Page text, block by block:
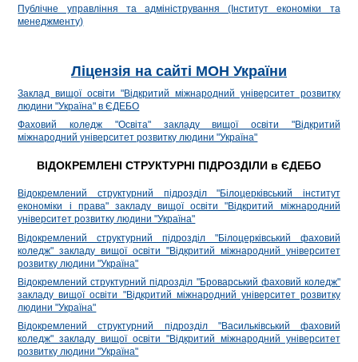
Публічне управління та адміністрування (Інститут економіки та
менеджменту)
Ліцензія на сайті МОН України
Заклад вищої освіти "Відкритий міжнародний університет розвитку
людини "Україна" в ЄДЕБО
Фаховий коледж "Освіта" закладу вищої освіти "Відкритий
міжнародний університет розвитку людини "Україна"
ВІДОКРЕМЛЕНІ СТРУКТУРНІ ПІДРОЗДІЛИ в ЄДЕБО
Відокремлений структурний підрозділ "Білоцерківський інститут
економіки і права" закладу вищої освіти "Відкритий міжнародний
університет розвитку людини "Україна"
Відокремлений структурний підрозділ "Білоцерківський фаховий
коледж" закладу вищої освіти "Відкритий міжнародний університет
розвитку людини "Україна"
Відокремлений структурний підрозділ "Броварський фаховий коледж"
закладу вищої освіти "Відкритий міжнародний університет розвитку
людини "Україна"
Відокремлений структурний підрозділ "Васильківський фаховий
коледж" закладу вищої освіти "Відкритий міжнародний університет
розвитку людини "Україна"